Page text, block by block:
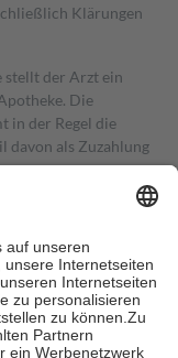
Klärungen
stellt der Arzt ein
Die
in der Regel die
davon als Zuzahlung
in Höhe von zehn
als die tatsächlichen
Apotheken.
beträgt die
Euro je